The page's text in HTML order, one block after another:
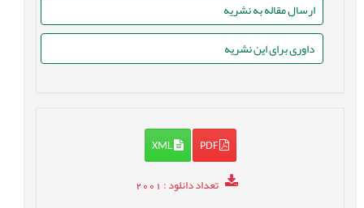
ارسال مقاله به نشریه
داوری برای این نشریه
PDF
XML
تعداد دانلود: 2001